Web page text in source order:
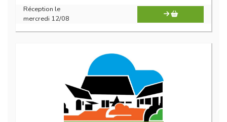
Réception le
mercredi 12/08